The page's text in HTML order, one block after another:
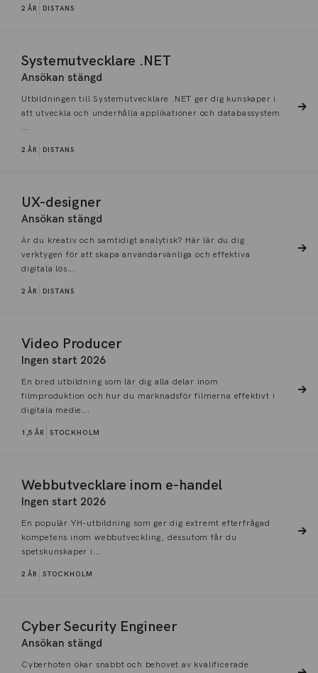
2 ÅR DISTANS
Systemutvecklare .NET
Ansökan stängd
Utbildningen till Systemutvecklare .NET ger dig kunskaper i
att utveckla och underhålla applikationer och databassystem
...
2 ÅR DISTANS
UX-designer
Ansökan stängd
Är du kreativ och samtidigt analytisk? Här lär du dig
verktygen för att skapa användarvänliga och effektiva
digitala lös...
2 ÅR DISTANS
Video Producer
Ingen start 2026
En bred utbildning som lär dig alla delar inom
filmproduktion och hur du marknadsför filmerna effektivt i
digitala medie...
1,5 ÅR STOCKHOLM
Webbutvecklare inom e-handel
Ingen start 2026
En populär YH-utbildning som ger dig extremt efterfrågad
kompetens inom webbutveckling, dessutom får du
spetskunskaper i...
2 ÅR STOCKHOLM
Cyber Security Engineer
Ansökan stängd
Cyberhoten ökar snabbt och behovet av kvalificerade